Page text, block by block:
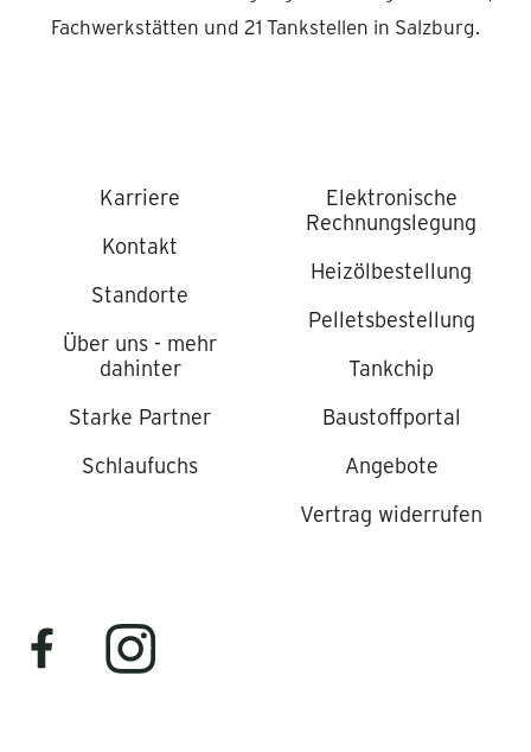
Fachwerkstätten und 21 Tankstellen in Salzburg.
Karriere
Kontakt
Standorte
Über uns - mehr
dahinter
Starke Partner
Schlaufuchs
Elektronische
Rechnungslegung
Heizölbestellung
Pelletsbestellung
Tankchip
Baustoffportal
Angebote
Vertrag widerrufen